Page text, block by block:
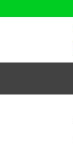
to